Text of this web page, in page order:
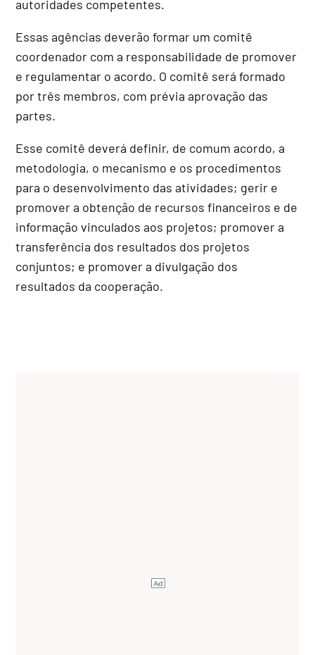
autoridades competentes.
Essas agências deverão formar um comitê
coordenador com a responsabilidade de promover
e regulamentar o acordo. O comitê será formado
por três membros, com prévia aprovação das
partes.
Esse comitê deverá definir, de comum acordo, a
metodologia, o mecanismo e os procedimentos
para o desenvolvimento das atividades; gerir e
promover a obtenção de recursos financeiros e de
informação vinculados aos projetos; promover a
transferência dos resultados dos projetos
conjuntos; e promover a divulgação dos
resultados da cooperação.